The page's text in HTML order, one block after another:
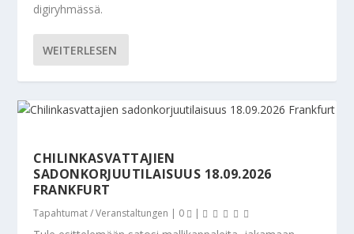
digiryhmässä.
WEITERLESEN
CHILINKASVATTAJIEN
SADONKORJUUTILAISUUS 18.09.2026
FRANKFURT
Tapahtumat / Veranstaltungen | 0 |